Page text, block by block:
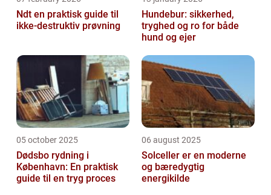
Ndt en praktisk guide til
ikke-destruktiv prøvning
Hundebur: sikkerhed,
tryghed og ro for både
hund og ejer
05 october 2025
Dødsbo rydning i
København: En praktisk
guide til en tryg proces
06 august 2025
Solceller er en moderne
og bæredygtig
energikilde